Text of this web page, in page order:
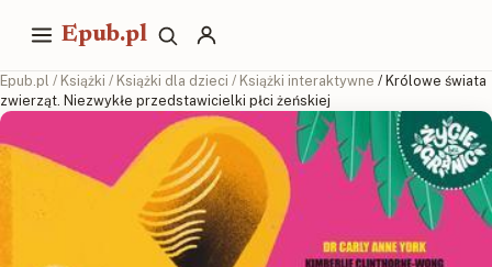
Epub.pl
Epub.pl / Książki / Książki dla dzieci / Książki interaktywne / Królowe świata
zwierząt. Niezwykłe przedstawicielki płci żeńskiej